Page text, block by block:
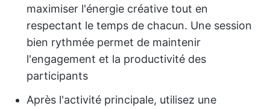
maximiser l'énergie créative tout en
respectant le temps de chacun. Une session
bien rythmée permet de maintenir
l'engagement et la productivité des
participants
Après l'activité principale, utilisez une